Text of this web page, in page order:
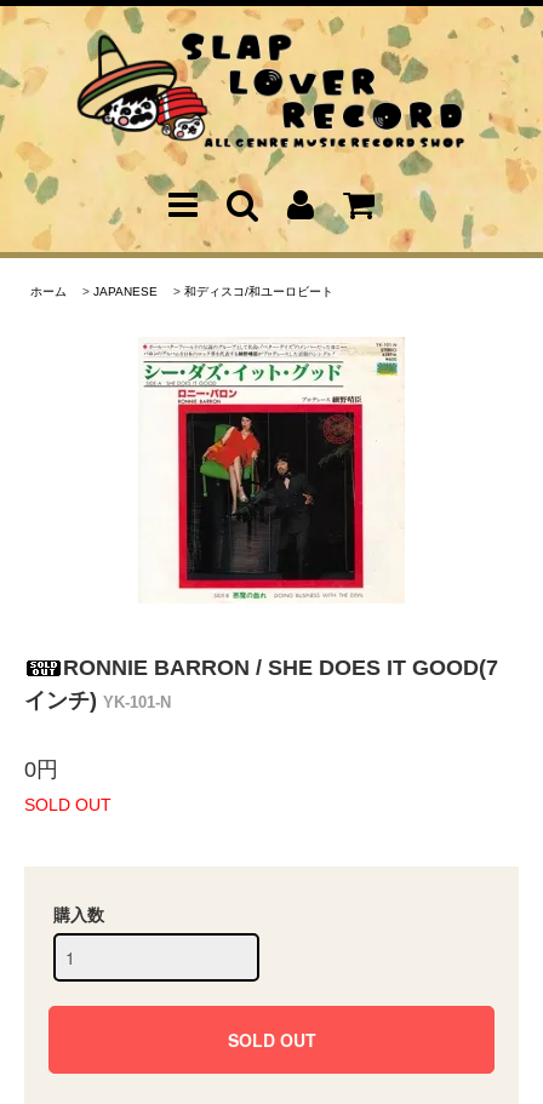
ホーム > JAPANESE > 和ディスコ/和ユーロビート
RONNIE BARRON / SHE DOES IT GOOD(7
インチ) YK-101-N
0円
SOLD OUT
購入数